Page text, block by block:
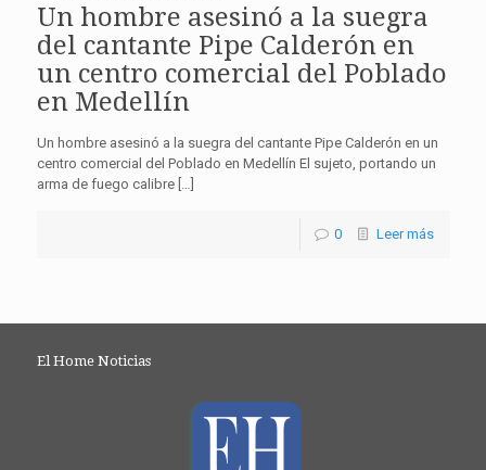
Un hombre asesinó a la suegra
del cantante Pipe Calderón en
un centro comercial del Poblado
en Medellín
Un hombre asesinó a la suegra del cantante Pipe Calderón en un
centro comercial del Poblado en Medellín El sujeto, portando un
arma de fuego calibre […]
0 Leer más
El Home Noticias